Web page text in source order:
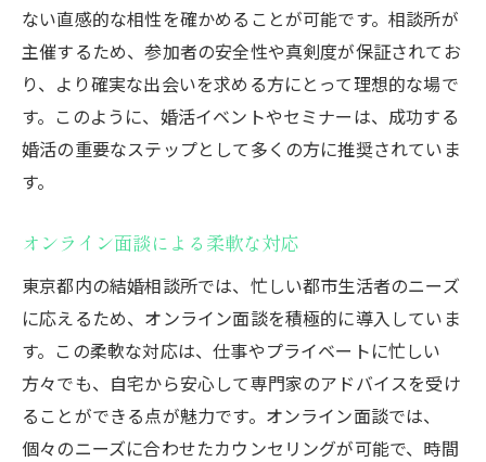
ない直感的な相性を確かめることが可能です。相談所が
主催するため、参加者の安全性や真剣度が保証されてお
り、より確実な出会いを求める方にとって理想的な場で
す。このように、婚活イベントやセミナーは、成功する
婚活の重要なステップとして多くの方に推奨されていま
す。
オンライン面談による柔軟な対応
東京都内の結婚相談所では、忙しい都市生活者のニーズ
に応えるため、オンライン面談を積極的に導入していま
す。この柔軟な対応は、仕事やプライベートに忙しい
方々でも、自宅から安心して専門家のアドバイスを受け
ることができる点が魅力です。オンライン面談では、
個々のニーズに合わせたカウンセリングが可能で、時間